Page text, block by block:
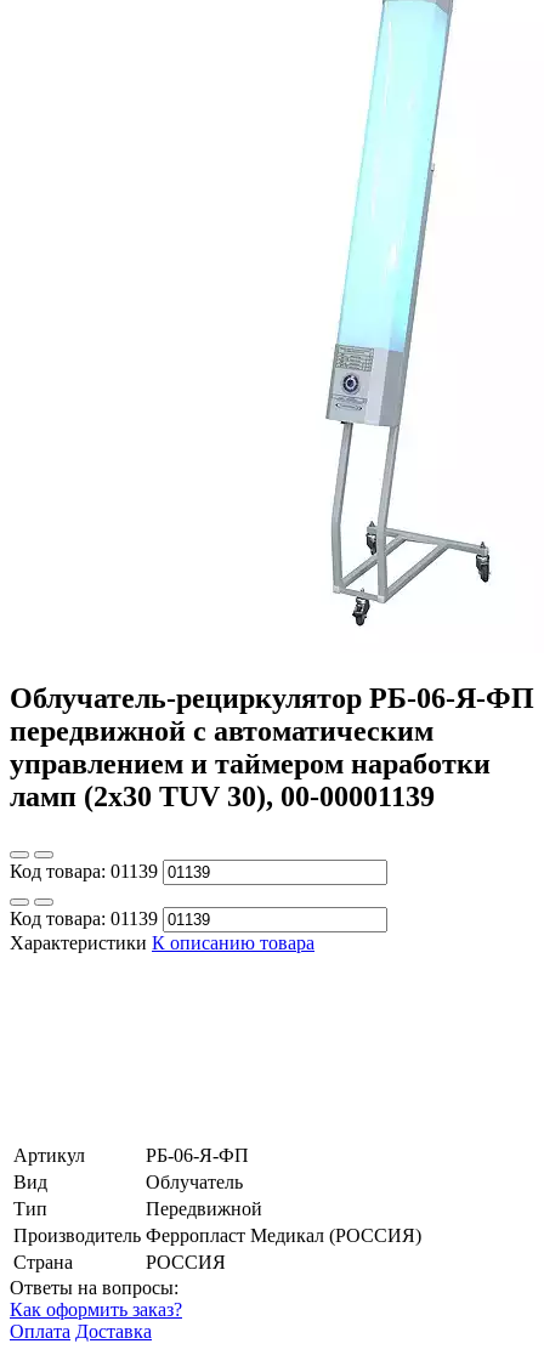
Облучатель-рециркулятор РБ-06-Я-ФП
передвижной с автоматическим
управлением и таймером наработки
ламп (2х30 TUV 30), 00-00001139
Код товара: 01139
Код товара: 01139
Характеристики К описанию товара
Артикул
РБ-06-Я-ФП
Вид
Облучатель
Тип
Передвижной
Производитель Ферропласт Медикал (РОССИЯ)
Страна
РОССИЯ
Ответы на вопросы:
Как оформить заказ?
Оплата Доставка